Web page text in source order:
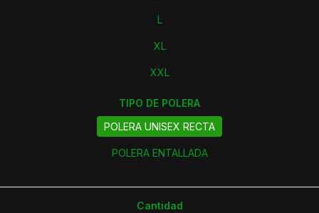
L
XL
XXL
TIPO DE POLERA
POLERA UNISEX RECTA
POLERA ENTALLADA
Cantidad